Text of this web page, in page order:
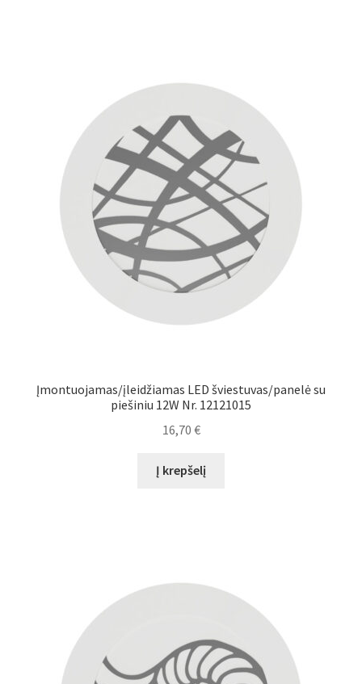
Įmontuojamas/įleidžiamas LED šviestuvas/panelė su
piešiniu 12W Nr. 12121015
16,70 €
Į krepšelį